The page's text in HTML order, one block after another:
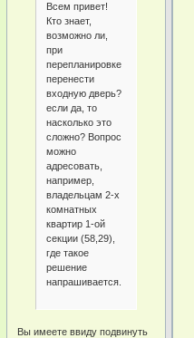
Всем привет!
Кто знает,
возможно ли,
при
перепланировке
перенести
входную дверь?
если да, то
насколько это
сложно? Вопрос
можно
адресовать,
например,
владельцам 2-х
комнатных
квартир 1-ой
секции (58,29),
где такое
решение
напрашивается.
Вы имеете ввиду подвинуть